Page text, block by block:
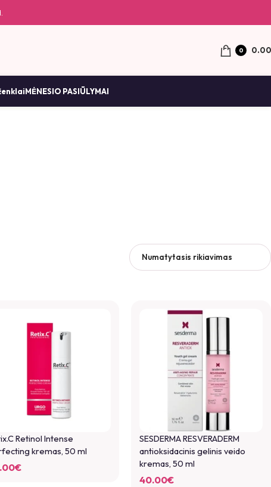
0 0.00
MĖNESIO PASIŪLYMAI
Retinol Intense
kremas, 50 ml
€
SESDERMA RESVERADERM
antioksidacinis gelinis veido
kremas, 50 ml
40.00€